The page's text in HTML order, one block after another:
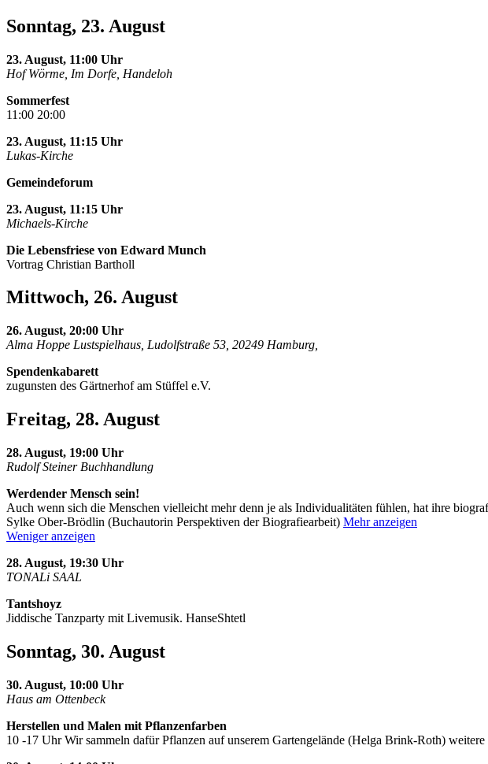
Sonntag, 23. August
23. August, 11:00 Uhr
Hof Wörme, Im Dorfe, Handeloh
Sommerfest
11:00 20:00
23. August, 11:15 Uhr
Lukas-Kirche
Gemeindeforum
23. August, 11:15 Uhr
Michaels-Kirche
Die Lebensfriese von Edward Munch
Vortrag Christian Bartholl
Mittwoch, 26. August
26. August, 20:00 Uhr
Alma Hoppe Lustspielhaus, Ludolfstraße 53, 20249 Hamburg,
Spendenkabarett
zugunsten des Gärtnerhof am Stüffel e.V.
Freitag, 28. August
28. August, 19:00 Uhr
Rudolf Steiner Buchhandlung
Werdender Mensch sein!
Auch wenn sich die Menschen vielleicht mehr denn je als Individualitäten fühlen, hat ihre
Sylke Ober-Brödlin (Buchautorin Perspektiven der Biografiearbeit) Mehr anzeigen
Weniger anzeigen
28. August, 19:30 Uhr
TONALi SAAL
Tantshoyz
Jiddische Tanzparty mit Livemusik. HanseShtetl
Sonntag, 30. August
30. August, 10:00 Uhr
Haus am Ottenbeck
Herstellen und Malen mit Pflanzenfarben
10 -17 Uhr Wir sammeln dafür Pflanzen auf unserem Gartengelände (Helga Brink-Roth)